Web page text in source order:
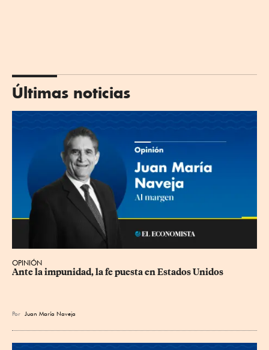
Últimas noticias
OPINIÓN
Ante la impunidad, la fe puesta en Estados Unidos
Por Juan María Naveja